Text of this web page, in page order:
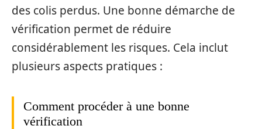
des colis perdus. Une bonne démarche de
vérification permet de réduire
considérablement les risques. Cela inclut
plusieurs aspects pratiques :
Comment procéder à une bonne
vérification